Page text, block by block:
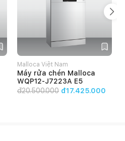
Malloca Việt Nam
Máy rửa chén Malloca
WQP12-J7223A E5
đ20.500.000 đ17.425.000